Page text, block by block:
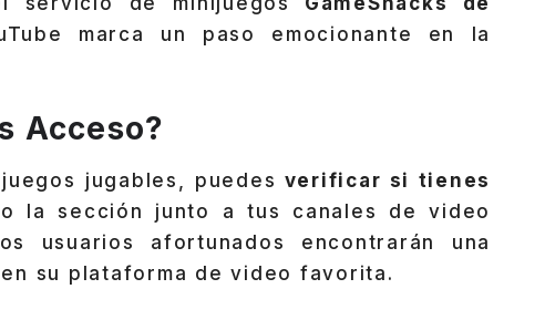
marca un paso emocionante en la
Acceso?
jugables, puedes verificar si tienes
la sección junto a tus canales de video
usuarios afortunados encontrarán una
su plataforma de video favorita.